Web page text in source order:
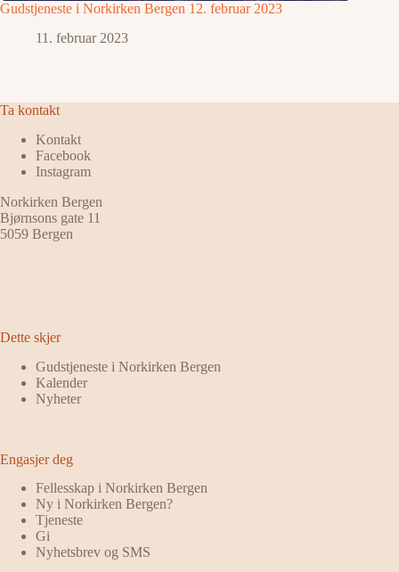
Gudstjeneste i Norkirken Bergen 12. februar 2023
11. februar 2023
Ta kontakt
Kontakt
Facebook
Instagram
Norkirken Bergen
Bjørnsons gate 11
5059 Bergen
Dette skjer
Gudstjeneste i Norkirken Bergen
Kalender
Nyheter
Engasjer deg
Fellesskap i Norkirken Bergen
Ny i Norkirken Bergen?
Tjeneste
Gi
Nyhetsbrev og SMS